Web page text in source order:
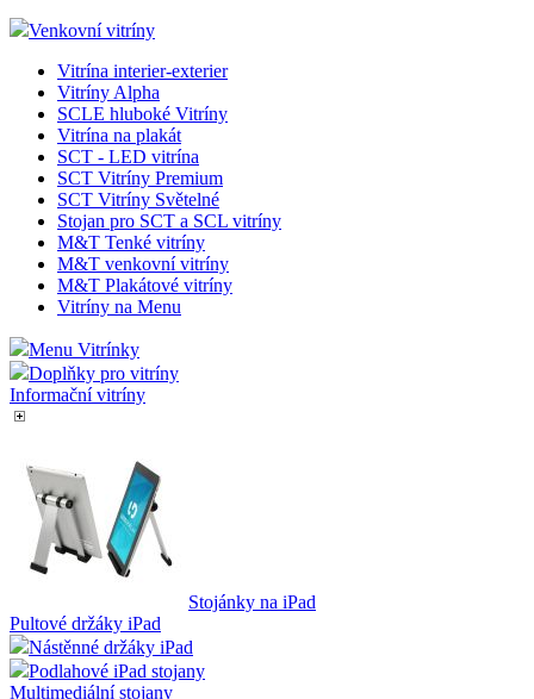
Venkovní vitríny
Vitrína interier-exterier
Vitríny Alpha
SCLE hluboké Vitríny
Vitrína na plakát
SCT - LED vitrína
SCT Vitríny Premium
SCT Vitríny Světelné
Stojan pro SCT a SCL vitríny
M&T Tenké vitríny
M&T venkovní vitríny
M&T Plakátové vitríny
Vitríny na Menu
Menu Vitrínky
Doplňky pro vitríny
Informační vitríny
Stojánky na iPad